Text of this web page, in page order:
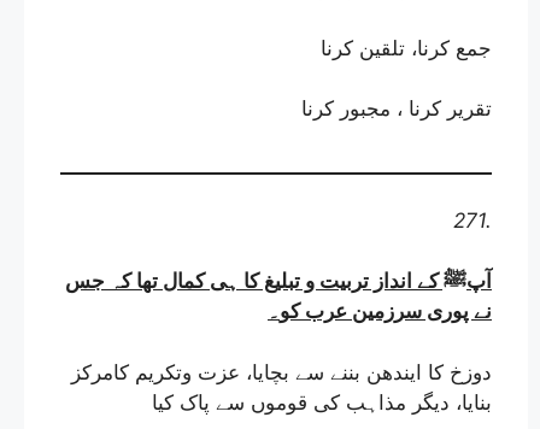
جمع کرنا، تلقین کرنا
تقریر کرنا ، مجبور کرنا
271.
آپﷺ کے انداز تربیت و تبلیغ کا ہی کمال تھا کہ جس
نے پوری سرزمین عرب کو۔
دوزخ کا ایندھن بننے سے بچایا، عزت وتکریم کامرکز
بنایا، دیگر مذاہب کی قوموں سے پاک کیا